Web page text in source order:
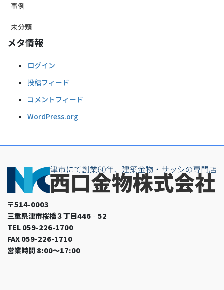
事例
未分類
メタ情報
ログイン
投稿フィード
コメントフィード
WordPress.org
〒514-0003
三重県津市桜橋３丁目446‐52
TEL 059-226-1700
FAX 059-226-1710
営業時間 8:00～17:00